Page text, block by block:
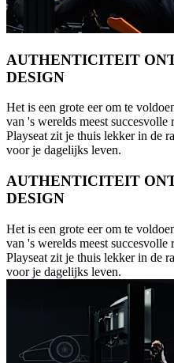
AUTHENTICITEIT
DESIGN
Het is een grote eer om te
van 's werelds meest
Playseat zit je thuis lekker in de
voor je dagelijks leven.
AUTHENTICITEIT
DESIGN
Het is een grote eer om te
van 's werelds meest
Playseat zit je thuis lekker in de
voor je dagelijks leven.